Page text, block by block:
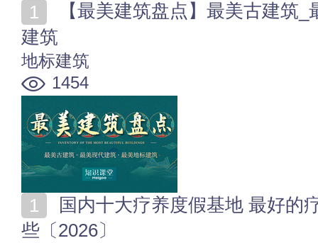
建筑
地标建筑
1454
些〔2026〕